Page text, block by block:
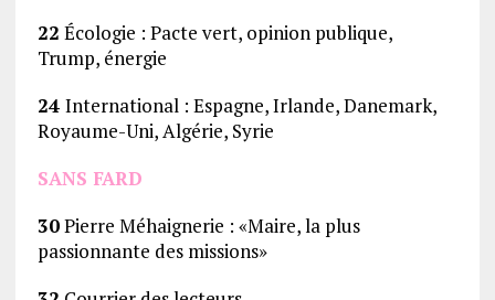
22 Écologie : Pacte vert, opinion publique,
Trump, énergie
24 International : Espagne, Irlande, Danemark,
Royaume-Uni, Algérie, Syrie
SANS FARD
30Pierre Méhaignerie : «Maire, la plus
passionnante des missions»